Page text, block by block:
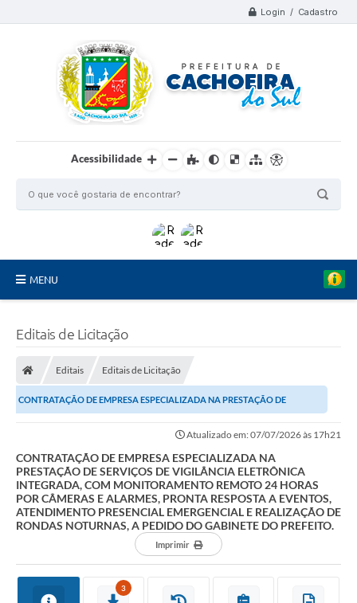
Login / Cadastro
Acessibilidade
MENU
Conselhos Municipais
Diário Oficial
Turismo
Coleta seletiva - Informações
Eventos
Legislação
Editais de Licitação
Editais Editais de Licitação
CONTRATAÇÃO DE EMPRESA ESPECIALIZADA NA PRESTAÇÃO DE
SERVIÇOS DE VIGILÂNCIA ELETRÔNICA INTEGRADA, COM...
Atualizado em: 07/07/2026 às 17h21
CONTRATAÇÃO DE EMPRESA ESPECIALIZADA NA
PRESTAÇÃO DE SERVIÇOS DE VIGILÂNCIA ELETRÔNICA
INTEGRADA, COM MONITORAMENTO REMOTO 24 HORAS
POR CÂMERAS E ALARMES, PRONTA RESPOSTA A EVENTOS,
ATENDIMENTO PRESENCIAL EMERGENCIAL E REALIZAÇÃO DE
RONDAS NOTURNAS, A PEDIDO DO GABINETE DO PREFEITO.
Imprimir
3